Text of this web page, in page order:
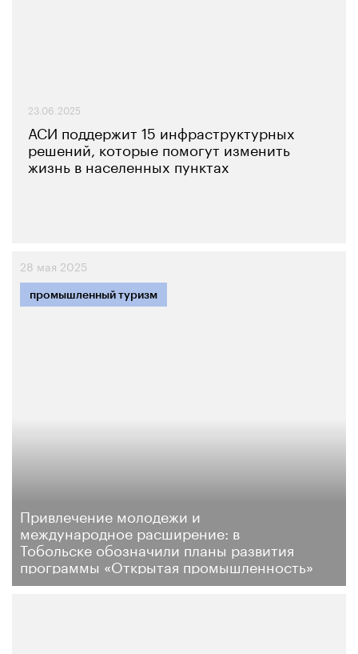
23.06.2025
АСИ поддержит 15 инфраструктурных
решений, которые помогут изменить
жизнь в населенных пунктах
28 мая 2025
Привлечение молодежи и
международное расширение: в
Тобольске обозначили планы развития
программы «Открытая промышленность»
промышленный туризм